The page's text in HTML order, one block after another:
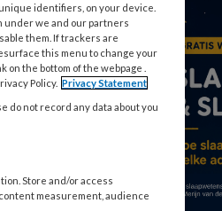
identifiers, on your device.
under we and our partners
them. If trackers are
this menu to change your
the bottom of the webpage .
Policy. Privacy Statement
do not record any data about you
Store and/or access
measurement, audience